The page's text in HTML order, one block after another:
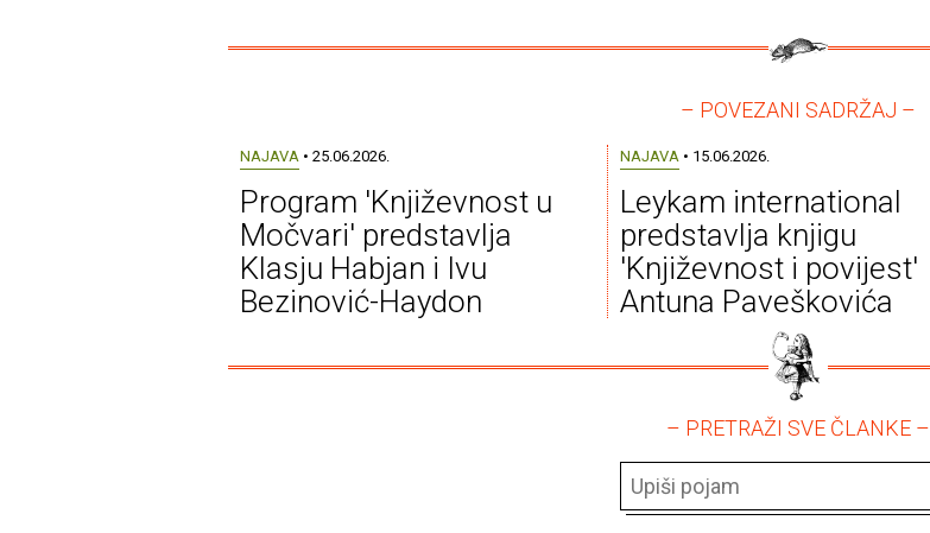
– POVEZANI SADRŽAJ –
NAJAVA • 25.06.2026.
Program 'Književnost u
Močvari' predstavlja
Klasju Habjan i Ivu
Bezinović-Haydon
NAJAVA • 15.06.2026.
Leykam international
predstavlja knjigu
'Književnost i povijest'
Antuna Paveškovića
– PRETRAŽI SVE ČLANKE –